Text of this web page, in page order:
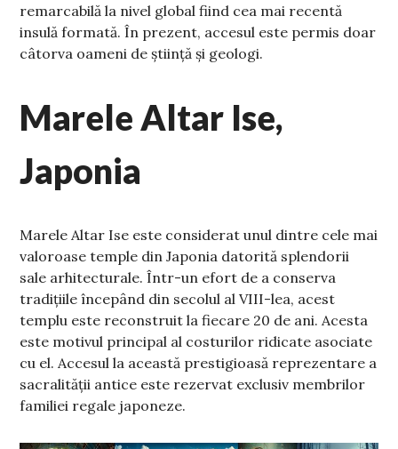
remarcabilă la nivel global fiind cea mai recentă
insulă formată. În prezent, accesul este permis doar
câtorva oameni de știință și geologi.
Marele Altar Ise,
Japonia
Marele Altar Ise este considerat unul dintre cele mai
valoroase temple din Japonia datorită splendorii
sale arhitecturale. Într-un efort de a conserva
tradițiile începând din secolul al VIII-lea, acest
templu este reconstruit la fiecare 20 de ani. Acesta
este motivul principal al costurilor ridicate asociate
cu el. Accesul la această prestigioasă reprezentare a
sacralității antice este rezervat exclusiv membrilor
familiei regale japoneze.